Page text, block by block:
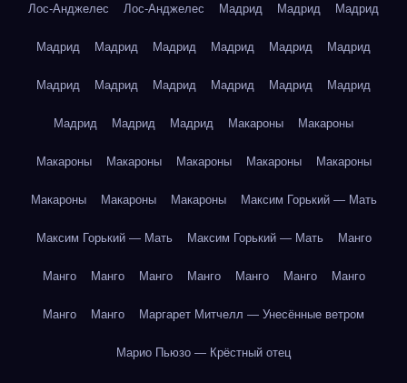
Лос-Анджелес Лос-Анджелес Мадрид Мадрид Мадрид
Мадрид Мадрид Мадрид Мадрид Мадрид Мадрид
Мадрид Мадрид Мадрид Мадрид Мадрид Мадрид
Мадрид Мадрид Мадрид Макароны Макароны
Макароны Макароны Макароны Макароны Макароны
Макароны Макароны Макароны Максим Горький — Мать
Максим Горький — Мать Максим Горький — Мать Манго
Манго Манго Манго Манго Манго Манго Манго
Манго Манго Маргарет Митчелл — Унесённые ветром
Марио Пьюзо — Крёстный отец